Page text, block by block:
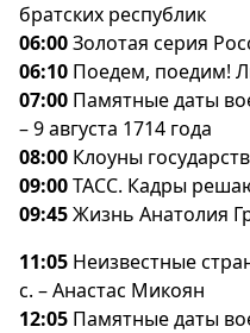
ратских республик
06:00Золотая серия
06:10 Поедем, поедим!
07:00 Памятные даты
– 9 августа 1714 года
08:00 Клоуны
09:00ТАСС. Кадры
09:45Жизнь Анатолия
11:05 Неизвестные
с. – Анастас Микоян
12:05 Памятные даты